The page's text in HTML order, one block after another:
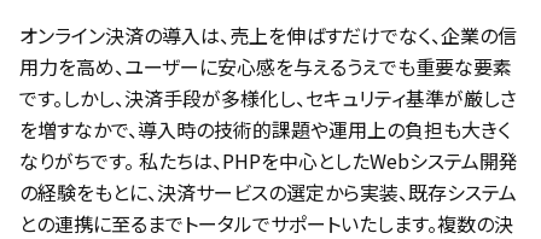
オンライン決済の導入は、売上を伸ばすだけでなく、企業の信
用力を高め、ユーザーに安心感を与えるうえでも重要な要素
です。しかし、決済手段が多様化し、セキュリティ基準が厳しさ
を増すなかで、導入時の技術的課題や運用上の負担も大きく
なりがちです。 私たちは、PHPを中心としたWebシステム開発
の経験をもとに、決済サービスの選定から実装、既存システム
との連携に至るまでトータルでサポートいたします。複数の決